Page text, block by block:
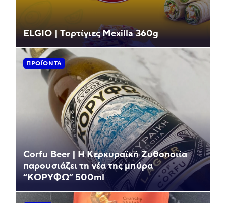
ELGIO | Τορτίγιες Mexilla 360g
ΠΡΟΪΌΝΤΑ
Corfu Beer | Η Κερκυραϊκή Ζυθοποιία
παρουσιάζει τη νέα της μπύρα
“ΚΟΡΥΦΩ” 500ml